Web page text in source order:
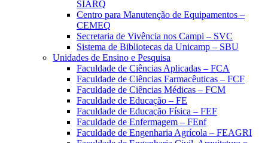
SIARQ
Centro para Manutenção de Equipamentos –
CEMEQ
Secretaria de Vivência nos Campi – SVC
Sistema de Bibliotecas da Unicamp – SBU
Unidades de Ensino e Pesquisa
Faculdade de Ciências Aplicadas – FCA
Faculdade de Ciências Farmacêuticas – FCF
Faculdade de Ciências Médicas – FCM
Faculdade de Educação – FE
Faculdade de Educação Física – FEF
Faculdade de Enfermagem – FEnf
Faculdade de Engenharia Agrícola – FEAGRI